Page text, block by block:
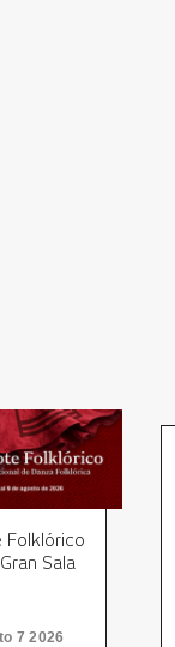
Folklórico
Sala
7 2026